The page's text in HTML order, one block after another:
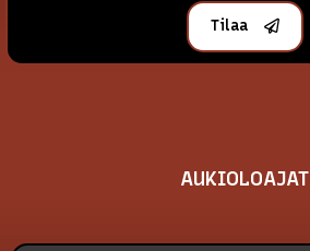
Tilaa
AUKIOLOAJAT